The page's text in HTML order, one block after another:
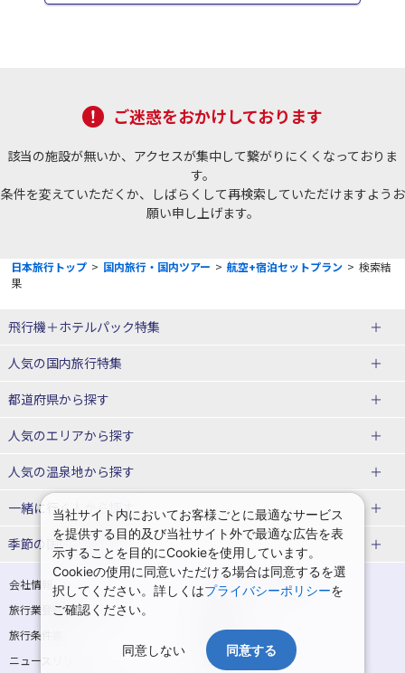
ご迷惑をおかけしております
該当の施設が無いか、アクセスが集中して繋がりにくくなっておりま
す。
条件を変えていただくか、しばらくして再検索していただけますようお
願い申し上げます。
日本旅行トップ > 国内旅行・国内ツアー > 航空+宿泊セットプラン > 検索結
果
飛行機＋ホテルパック特集
赤い風船ダイナミックパッケージ
ＪＡＬで行く飛行機+ホテルパック
人気の国内旅行特集
東京ディズニーリゾート®への旅
ユニバーサル・スタジオ・ジャパ
都道府県から探す
北海道旅行・ツアー
東北
青森旅行・ツアー
岩手旅行・ツアー
宮城旅行・ツアー
秋田旅行・ツアー
山形旅行・ツアー
福島旅行・ツアー
関東
東京旅行・ツアー
神奈川旅行・ツアー
人気のエリアから探す
函館旅行 札幌旅行
仙台旅行
那須旅行
日光旅行
人気の温泉地から探す
北海道
湯の川温泉(北海道)
定山渓温泉(北海道)
十勝川温泉(北海道)
阿寒湖温泉(北海道)
洞爺湖温泉(北海道)
層雲峡温泉(北海道)
知床温泉(北海道)
一緒に行く人から探す
一人旅 国内版
家族・子連れ旅行 国内版
カップル・夫婦旅行 国内版
女子旅 国内版
卒業旅行・学生旅行 国内版
季節の国内旅行特集
桜・お花見特集
ゴールデンウィーク（GW）の国内
旅行
夏休み・お盆の国内旅行
7月の国内旅行
8月の国内旅行
9月の国内旅行
会社情報
プライバシーポリシー
旅行業登録票・約款
旅行条件書
商標について
ニュースリリース
採用情報
当社サイト内においてお客様ごとに最適なサービス
を提供する目的及び当社サイト外で最適な広告を表
示することを目的にCookieを使用しています。
Cookieの使用に同意いただける場合は同意するを選
択してください。詳しくはプライバシーポリシーを
ご確認ください。
同意しない 同意する